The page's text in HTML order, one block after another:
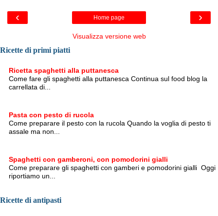
‹ ›
Home page
Visualizza versione web
Ricette di primi piatti
Ricetta spaghetti alla puttanesca
Come fare gli spaghetti alla puttanesca Continua sul food blog la
carrellata di...
Pasta con pesto di rucola
Come preparare il pesto con la rucola Quando la voglia di pesto ti
assale ma non...
Spaghetti con gamberoni, con pomodorini gialli
Come preparare gli spaghetti con gamberi e pomodorini gialli Oggi
riportiamo un...
Ricette di antipasti